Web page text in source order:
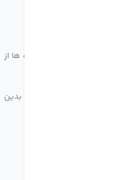
دارد و بسیاری از دستگاه ها از
لیست دستگاه هایی که میتوانند به ios16 آپدیت شوند بدین